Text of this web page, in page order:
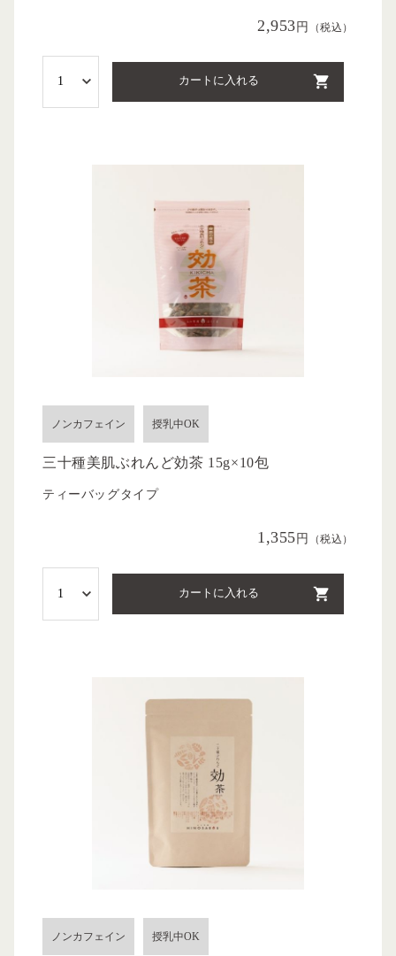
2,953円 （税込）
カートに入れる
ノンカフェイン 授乳中OK
三十種美肌ぶれんど効茶 15g×10包
ティーバッグタイプ
1,355 円 （税込）
カートに入れる
ノンカフェイン 授乳中OK